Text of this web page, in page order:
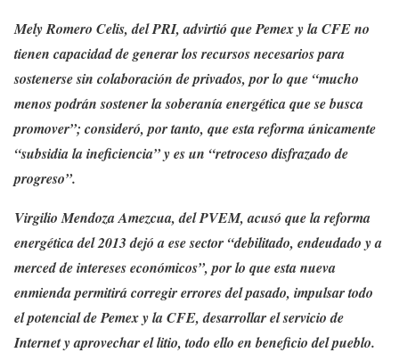
Mely Romero Celis, del PRI, advirtió que Pemex y la CFE no
tienen capacidad de generar los recursos necesarios para
sostenerse sin colaboración de privados, por lo que “mucho
menos podrán sostener la soberanía energética que se busca
promover”; consideró, por tanto, que esta reforma únicamente
“subsidia la ineficiencia” y es un “retroceso disfrazado de
progreso”.
Virgilio Mendoza Amezcua, del PVEM, acusó que la reforma
energética del 2013 dejó a ese sector “debilitado, endeudado y a
merced de intereses económicos”, por lo que esta nueva
enmienda permitirá corregir errores del pasado, impulsar todo
el potencial de Pemex y la CFE, desarrollar el servicio de
Internet y aprovechar el litio, todo ello en beneficio del pueblo.